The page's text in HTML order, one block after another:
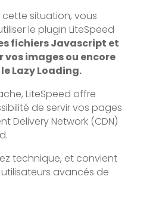
cette situation, vous
le plugin LiteSpeed
fichiers Javascript et
vos images ou encore
Lazy Loading.
LiteSpeed offre
de servir vos pages
Delivery Network (CDN)
technique, et convient
avancés de